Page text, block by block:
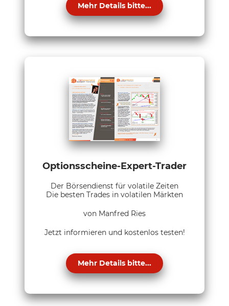
Mehr Details bitte...
Optionsscheine-Expert-Trader
Der Börsendienst für volatile Zeiten
Die besten Trades in volatilen Märkten
von Manfred Ries
Jetzt informieren und kostenlos testen!
Mehr Details bitte...